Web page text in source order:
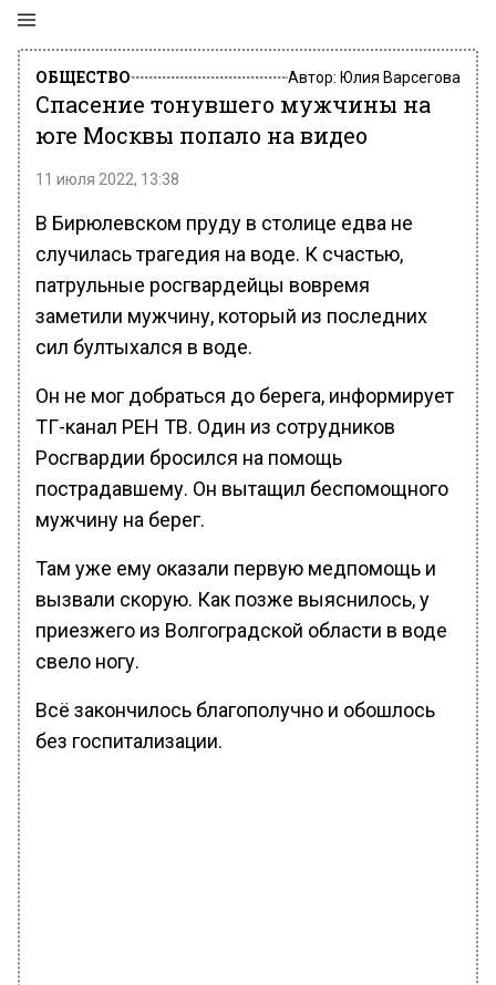
ОБЩЕСТВО Автор: Юлия Варсегова
Спасение тонувшего мужчины на
юге Москвы попало на видео
11 июля 2022, 13:38
В Бирюлевском пруду в столице едва не
случилась трагедия на воде. К счастью,
патрульные росгвардейцы вовремя
заметили мужчину, который из последних
сил бултыхался в воде.
Он не мог добраться до берега, информирует
ТГ-канал РЕН ТВ. Один из сотрудников
Росгвардии бросился на помощь
пострадавшему. Он вытащил беспомощного
мужчину на берег.
Там уже ему оказали первую медпомощь и
вызвали скорую. Как позже выяснилось, у
приезжего из Волгоградской области в воде
свело ногу.
Всё закончилось благополучно и обошлось
без госпитализации.